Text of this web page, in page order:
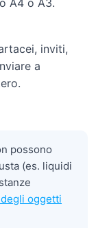
A4 o A3.
inviti,
a
possono
(es. liquidi
oggetti